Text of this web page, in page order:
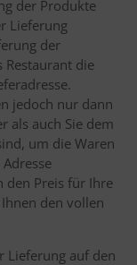
der Produkte
Lieferung
der
Restaurant die
jedoch nur dann
als auch Sie dem
um die Waren
den Preis für Ihre
den vollen
Lieferung auf den